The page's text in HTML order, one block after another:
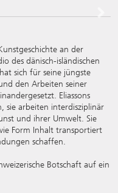
an der
des dänisch-isländischen
sich für seine jüngste
den Arbeiten seiner
Eliassons
sie arbeiten interdisziplinär
und ihrer Umwelt. Sie
Form Inhalt transportiert
schaffen.
Botschaft auf ein